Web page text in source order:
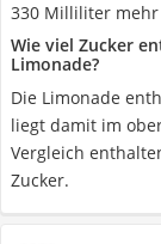
330 Milliliter
Wie viel Zucker
Limonade?
Die Limonade
liegt damit im
Vergleich
Zucker.